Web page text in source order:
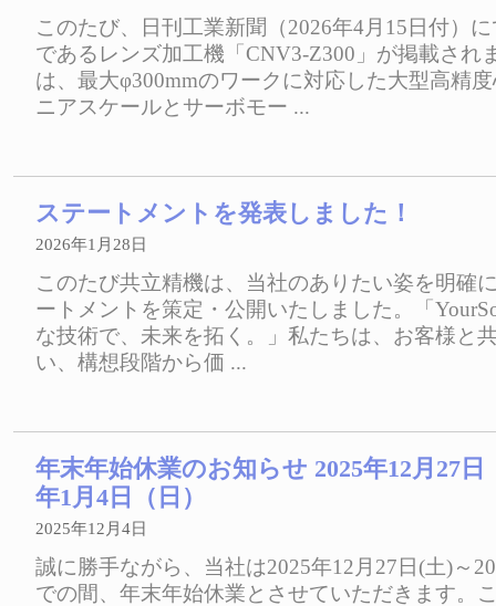
このたび、日刊工業新聞（2026年4月15日付）
であるレンズ加工機「CNV3-Z300」が掲載され
は、最大φ300mmのワークに対応した大型高精
ニアスケールとサーボモー ...
ステートメントを発表しました！
2026年1月28日
このたび共立精機は、当社のありたい姿を明確
ートメントを策定・公開いたしました。「
な技術で、未来を拓く。」私たちは、お客様と
い、構想段階から価 ...
年末年始休業のお知らせ 2025年12月27日
年1月4日（日）
2025年12月4日
誠に勝手ながら、当社は2025年12月27日(土)～
での間、年末年始休業とさせていただきます。